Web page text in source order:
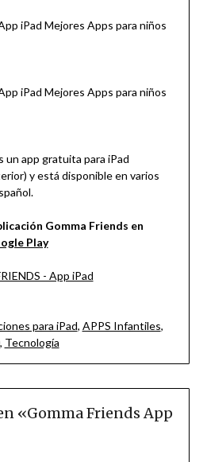
un app gratuita para iPad
y está disponible en varios
Gomma Friends en
Play
para iPad, APPS Infantiles,
, Tecnología
«Gomma Friends App